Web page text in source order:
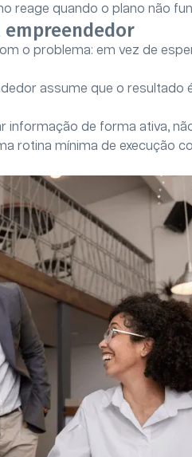
reage quando o plano não
o problema: em vez de
assume que o resultado
de forma ativa,
rotina mínima de execução